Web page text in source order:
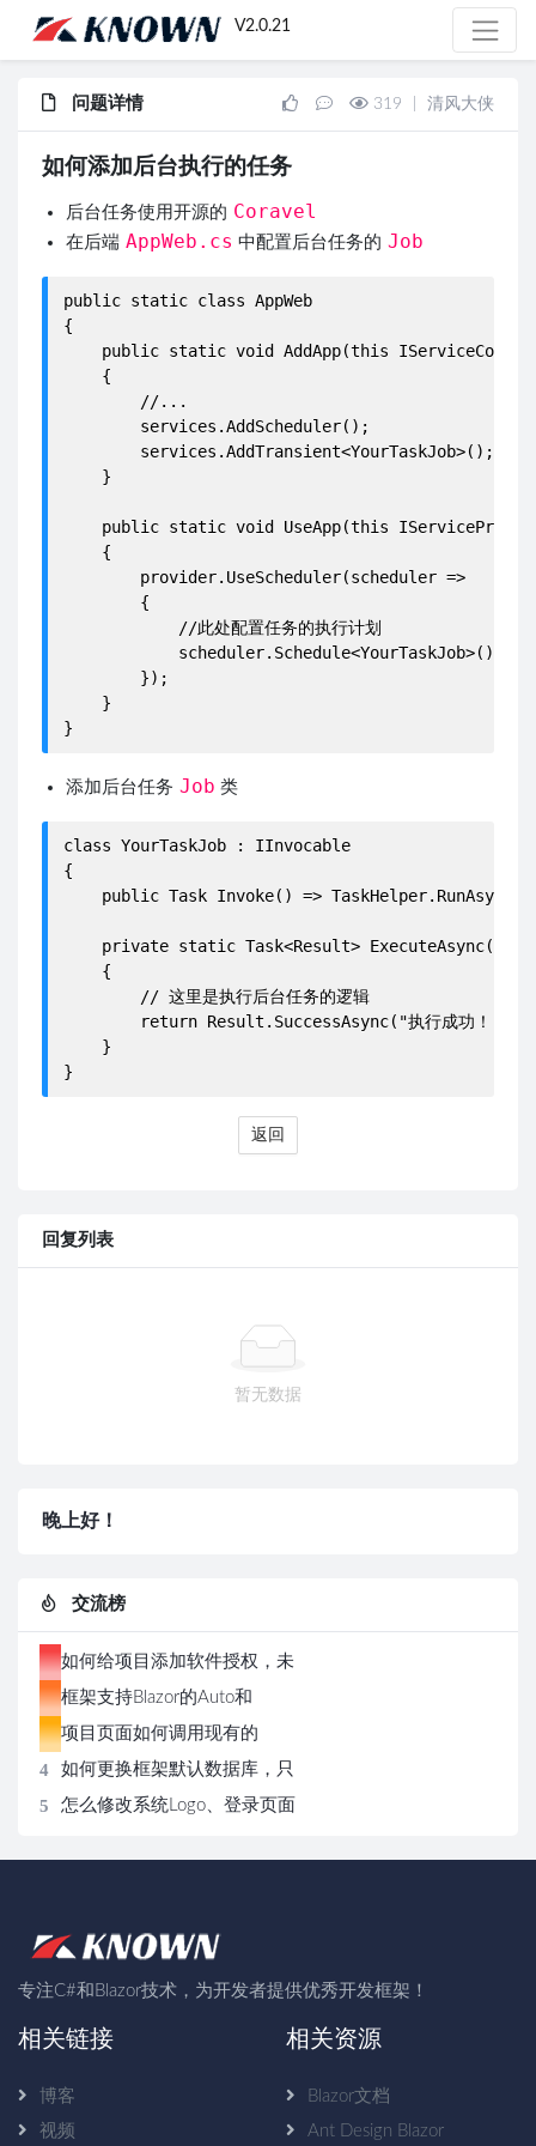
V2.0.21
问题详情 319 清风大侠
如何添加后台执行的任务
后台任务使用开源的 Coravel
在后端 AppWeb.cs 中配置后台任务的 Job
public static class AppWeb
{
public static void AddApp(this
    {
        //...
        services.AddScheduler();
services.AddTransient<YourTaskJob>(); //在
    }
public static void UseApp(this
    {
        provider.UseScheduler(scheduler =>
        {
            //此处配置任务的执行计划
        });
    }
添加后台任务 Job 类
class YourTaskJob : IInvocable
{
public Task Invoke() => TaskHelper.RunAsync("
private static Task<Result>
    {
        // 这里是执行后台任务的逻辑
        return Result.SuccessAsync("执行成功！");
    }
返回
回复列表
暂无数据
晚上好！
交流榜
1
如何给项目添加软件授权，未
授权打开页面显示授权面板
2
框架支持Blazor的Auto和
Server两种模式，切换极其方
便
3
项目页面如何调用现有的
Restful的WebApi？
4
如何更换框架默认数据库，只
需三步操作即可更换
5
怎么修改系统Logo、登录页面
专注C#和Blazor技术，为开发者提供优秀开发框架！
相关链接
博客
视频
相关资源
Blazor文档
Ant Design Blazor